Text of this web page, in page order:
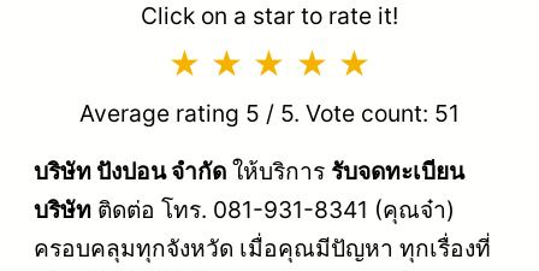
Click on a star to rate it!
Average rating 5 / 5. Vote count: 51
บริษัท ปังปอน จำกัด ให้บริการ รับจดทะเบียน
บริษัท ติดต่อ โทร. 081-931-8341 (คุณจ๋า)
ครอบคลุมทุกจังหวัด เมื่อคุณมีปัญหา ทุกเรื่องที่